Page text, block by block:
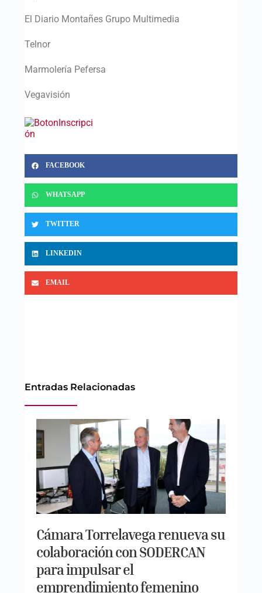
El Diario Montañes Grupo Multimedia
Telnor
Marmolería Pefersa
Vegavisión
FACEBOOK
WHATSAPP
TWITTER
LINKEDIN
EMAIL
Entradas Relacionadas
Cámara Torrelavega renueva su
colaboración con SODERCAN
para impulsar el
emprendimiento femenino